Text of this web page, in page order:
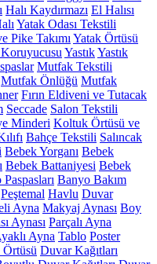
Halı Kaydırmazı El Halısı
Yatak Odası Tekstili
Pike Takımı Yatak Örtüsü
YastıkYastık
Mutfak Tekstili
Mutfak Önlüğü Mutfak
Fırın Eldiveni ve Tutacak
Seccade Salon Tekstili
Minderi Koltuk Örtüsü ve
Bahçe Tekstili Salıncak
Bebek Yorganı Bebek
Bebek Battaniyesi Bebek
Banyo Bakım
Peştemal Havlu Duvar
Ayna Makyaj Aynası Boy
Aynası Parçalı Ayna
Ayna Tablo Poster
Örtüsü Duvar Kağıtları